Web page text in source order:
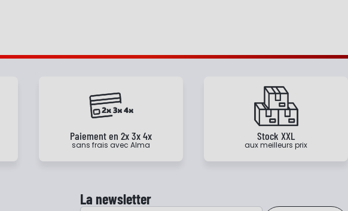
Paiement en 2x 3x 4x
sans frais avec Alma
Stock XXL
aux meilleurs prix
La newsletter